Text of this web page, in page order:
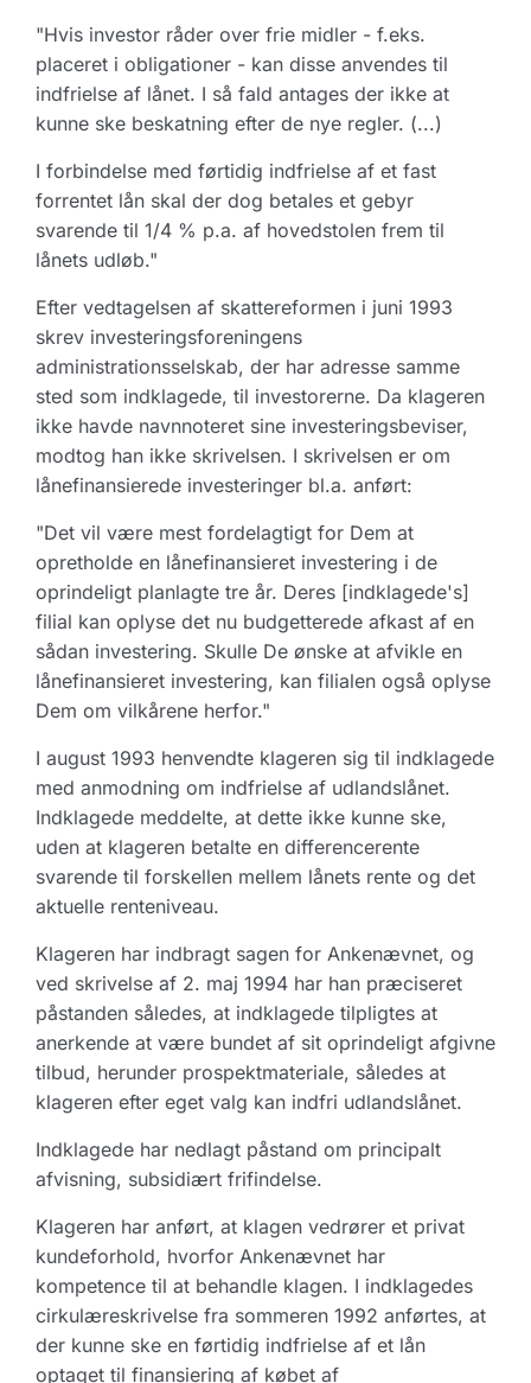
"Hvis investor råder over frie midler - f.eks.
placeret i obligationer - kan disse anvendes til
indfrielse af lånet. I så fald antages der ikke at
kunne ske beskatning efter de nye regler. (...)
I forbindelse med førtidig indfrielse af et fast
forrentet lån skal der dog betales et gebyr
svarende til 1/4 % p.a. af hovedstolen frem til
lånets udløb."
Efter vedtagelsen af skattereformen i juni 1993
skrev investeringsforeningens
administrationsselskab, der har adresse samme
sted som indklagede, til investorerne. Da klageren
ikke havde navnnoteret sine investeringsbeviser,
modtog han ikke skrivelsen. I skrivelsen er om
lånefinansierede investeringer bl.a. anført:
"Det vil være mest fordelagtigt for Dem at
opretholde en lånefinansieret investering i de
oprindeligt planlagte tre år. Deres [indklagede's]
filial kan oplyse det nu budgetterede afkast af en
sådan investering. Skulle De ønske at afvikle en
lånefinansieret investering, kan filialen også oplyse
Dem om vilkårene herfor."
I august 1993 henvendte klageren sig til indklagede
med anmodning om indfrielse af udlandslånet.
Indklagede meddelte, at dette ikke kunne ske,
uden at klageren betalte en differencerente
svarende til forskellen mellem lånets rente og det
aktuelle renteniveau.
Klageren har indbragt sagen for Ankenævnet, og
ved skrivelse af 2. maj 1994 har han præciseret
påstanden således, at indklagede tilpligtes at
anerkende at være bundet af sit oprindeligt afgivne
tilbud, herunder prospektmateriale, således at
klageren efter eget valg kan indfri udlandslånet.
Indklagede har nedlagt påstand om principalt
afvisning, subsidiært frifindelse.
Klageren har anført, at klagen vedrører et privat
kundeforhold, hvorfor Ankenævnet har
kompetence til at behandle klagen. I indklagedes
cirkulæreskrivelse fra sommeren 1992 anførtes, at
der kunne ske en førtidig indfrielse af et lån
optaget til finansiering af købet af